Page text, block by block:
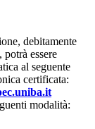
debitamente
potrà essere
al seguente
certificata:
modalità: